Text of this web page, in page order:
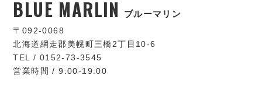
BLUE MARLIN ブルーマリン
〒092-0068
北海道網走郡美幌町三橋2丁目10-6
TEL / 0152-73-3545
営業時間 / 9:00-19:00